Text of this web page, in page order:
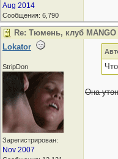
Aug 2014
Сообщения: 6,790
Re: Тюмень, клуб MANGO
Lokator
StripDon
Зарегистрирован:
Nov 2007
Она